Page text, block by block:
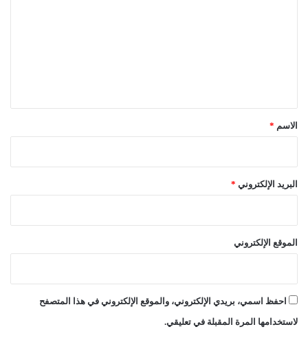
*
الاسم *
البريد الإلكتروني *
الموقع الإلكتروني
احفظ اسمي، بريدي الإلكتروني، والموقع الإلكتروني في هذا المتصفح
لاستخدامها المرة المقبلة في تعليقي.